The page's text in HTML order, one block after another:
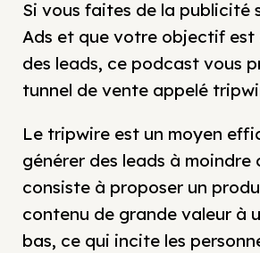
Si vous faites de la publicité
Ads et que votre objectif est
des leads, ce podcast vous
tunnel de vente appelé
Le tripwire est un moyen
générer des leads à moindre
consiste à proposer un
contenu de grande valeur à
bas, ce qui incite les